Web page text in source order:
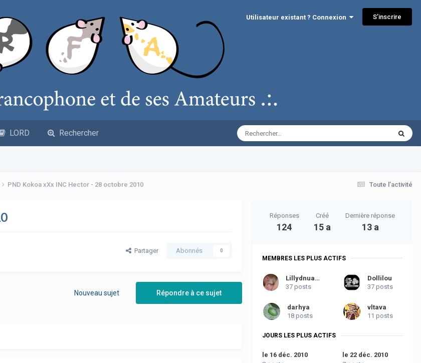
Utilisateur existant ? Connexion S’inscrire
LORD Rechercher
Toute l’activité
PND Kokoa xXx INC Hector - 28 octobre 2010
Partager Abonnés 0
Répondre à ce sujet
Nouveau sujet
Réponses
124
Créé
15 a
Dernière réponse
13 a
MEMBRES LES PLUS ACTIFS
Lillydnuages
37 posts
Dollilou
37 posts
darhya
18 posts
vltava
11 posts
JOURS LES PLUS ACTIFS
le 16 déc. 2010
le 22 déc. 2010